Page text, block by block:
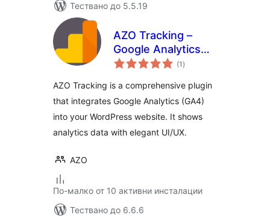
Тествано до 5.5.19
AZO Tracking –
Google Analytics
(GA4) for WP
(1 общо
оценки
)
AZO Tracking is a comprehensive plugin
that integrates Google Analytics (GA4)
into your WordPress website. It shows
analytics data with elegant UI/UX.
AZO
По-малко от 10 активни инсталации
Тествано до 6.6.6